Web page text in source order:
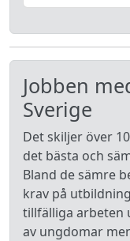
Jobben
Sverige
Det skiljer över
det bästa och
Bland de sämre
krav på
tillfälliga arbeten
av ungdomar